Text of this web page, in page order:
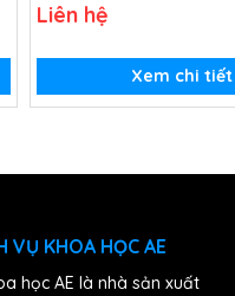
Liên hệ
Xem chi tiết
VỤ KHOA HỌC AE
học AE là nhà sản xuất